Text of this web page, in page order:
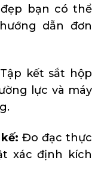
bạn có thể
dẫn đơn
Tập kết sắt hộp
lực và máy
Đo đạc thực
xác định kích